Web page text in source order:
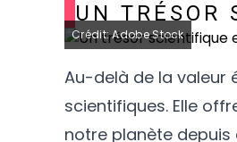
UN TRÉSOR
Crédit: Adobe Stock
Au-delà de la valeur
scientifiques. Elle
notre planète depuis